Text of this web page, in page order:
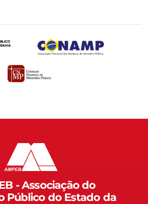
- Associação do
Público do Estado da